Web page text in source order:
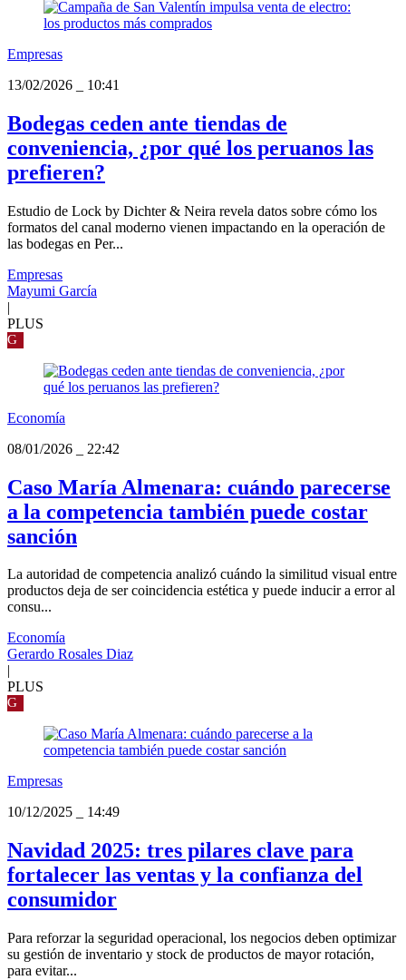
Empresas
13/02/2026
10:41
Bodegas ceden ante tiendas de
conveniencia, ¿por qué los peruanos las
prefieren?
Estudio de Lock by Dichter & Neira revela datos sobre cómo los
formatos del canal moderno vienen impactando en la operación de
las bodegas en Per...
Empresas
Mayumi García
|
PLUS
G
Economía
08/01/2026
22:42
Caso María Almenara: cuándo parecerse
a la competencia también puede costar
sanción
La autoridad de competencia analizó cuándo la similitud visual entre
productos deja de ser coincidencia estética y puede inducir a error al
consu...
Economía
Gerardo Rosales Diaz
|
PLUS
G
Empresas
10/12/2025
14:49
Navidad 2025: tres pilares clave para
fortalecer las ventas y la confianza del
consumidor
Para reforzar la seguridad operacional, los negocios deben optimizar
su gestión de inventario y stock de productos de mayor rotación,
para evitar...